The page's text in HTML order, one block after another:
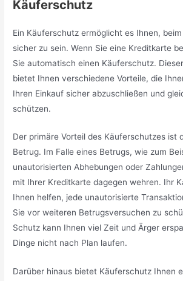
Käuferschutz
Ein Käuferschutz ermöglicht es Ihnen,
sicher zu sein. Wenn Sie eine Kreditkarte
Sie automatisch einen Käuferschutz.
bietet Ihnen verschiedene Vorteile, die
Ihren Einkauf sicher abzuschließen und
schützen.
Der primäre Vorteil des Käuferschutzes ist
Betrug. Im Falle eines Betrugs, wie zum
unautorisierten Abhebungen oder
mit Ihrer Kreditkarte dagegen wehren. Ihr
Ihnen helfen, jede unautorisierte
Sie vor weiteren Betrugsversuchen zu
Schutz kann Ihnen viel Zeit und Ärger
Dinge nicht nach Plan laufen.
Darüber hinaus bietet Käuferschutz Ihnen